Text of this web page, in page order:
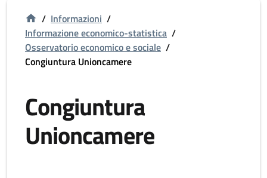
/ Informazioni /
Informazione economico-statistica /
Osservatorio economico e sociale /
Congiuntura Unioncamere
Congiuntura
Unioncamere